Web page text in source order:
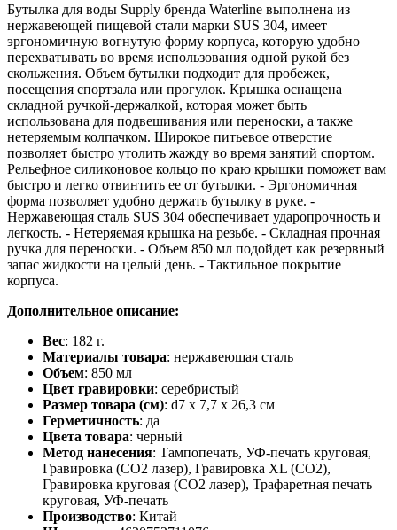
Бутылка для воды Supply бренда Waterline выполнена из
нержавеющей пищевой стали марки SUS 304, имеет
эргономичную вогнутую форму корпуса, которую удобно
перехватывать во время использования одной рукой без
скольжения. Объем бутылки подходит для пробежек,
посещения спортзала или прогулок. Крышка оснащена
складной ручкой-держалкой, которая может быть
использована для подвешивания или переноски, а также
нетеряемым колпачком. Широкое питьевое отверстие
позволяет быстро утолить жажду во время занятий спортом.
Рельефное силиконовое кольцо по краю крышки поможет вам
быстро и легко отвинтить ее от бутылки. - Эргономичная
форма позволяет удобно держать бутылку в руке. -
Нержавеющая сталь SUS 304 обеспечивает ударопрочность и
легкость. - Нетеряемая крышка на резьбе. - Складная прочная
ручка для переноски. - Объем 850 мл подойдет как резервный
запас жидкости на целый день. - Тактильное покрытие
корпуса.
Дополнительное описание:
Вес: 182 г.
Материалы товара: нержавеющая cталь
Объем: 850 мл
Цвет гравировки: серебристый
Размер товара (см): d7 х 7,7 х 26,3 см
Герметичность: да
Цвета товара: черный
Метод нанесения: Тампопечать, УФ-печать круговая,
Гравировка (CO2 лазер), Гравировка XL (СО2),
Гравировка круговая (CO2 лазер), Трафаретная печать
круговая, УФ-печать
Производство: Китай